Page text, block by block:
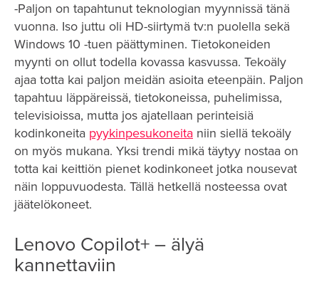
-Paljon on tapahtunut teknologian myynnissä tänä
vuonna. Iso juttu oli HD-siirtymä tv:n puolella sekä
Windows 10 -tuen päättyminen. Tietokoneiden
myynti on ollut todella kovassa kasvussa. Tekoäly
ajaa totta kai paljon meidän asioita eteenpäin. Paljon
tapahtuu läppäreissä, tietokoneissa, puhelimissa,
televisioissa, mutta jos ajatellaan perinteisiä
kodinkoneita pyykinpesukoneita niin siellä tekoäly
on myös mukana. Yksi trendi mikä täytyy nostaa on
totta kai keittiön pienet kodinkoneet jotka nousevat
näin loppuvuodesta. Tällä hetkellä nosteessa ovat
jäätelökoneet.
Lenovo Copilot+ – älyä
kannettaviin